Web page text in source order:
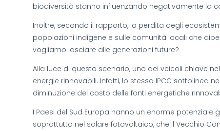
biodiversità stanno influenzando negativamente la
Inoltre, secondo il rapporto, la perdita degli
popolazioni indigene e sulle comunità locali che
vogliamo lasciare alle generazioni future?
Alla luce di questo scenario, uno dei veicoli chiave
energie rinnovabili. Infatti, lo stesso IPCC sottolinea
diminuzione del costo delle fonti energetiche
I Paesi del Sud Europa hanno un enorme
soprattutto nel solare fotovoltaico, che il Vecchio